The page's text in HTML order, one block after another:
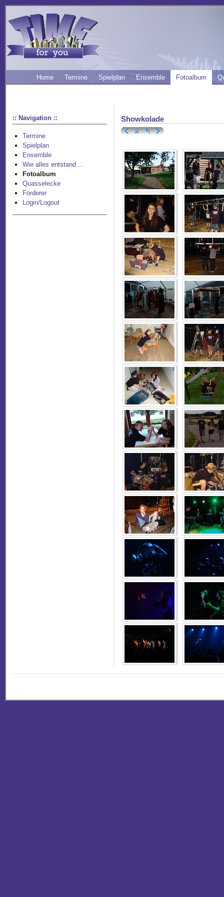
Home Termine Spielplan Ensemble Fotoalbum
:: Navigation ::
Termine
Spielplan
Ensemble
Wie alles entstand ...
Fotoalbum
Quasselecke
Förderer
Login/Logout
Showkolade